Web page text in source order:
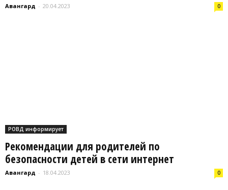
Авангард - 20.04.2023 0
РОВД информирует
Рекомендации для родителей по
безопасности детей в сети интернет
Авангард - 18.04.2023 0